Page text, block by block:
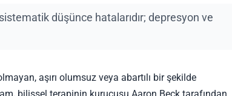
düşünce hatalarıdır; depresyon ve
aşırı olumsuz veya abartılı bir şekilde